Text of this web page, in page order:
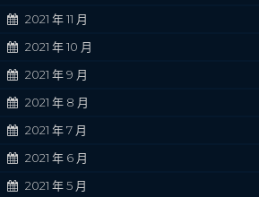
2021 年 11 月
2021 年 10 月
2021 年 9 月
2021 年 8 月
2021 年 7 月
2021 年 6 月
2021 年 5 月